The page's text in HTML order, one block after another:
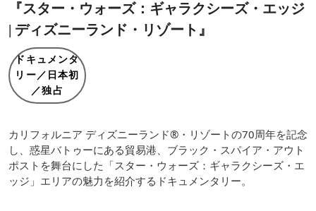
『スター・ウォーズ：ギャラクシーズ・エッジ
| ディズニーランド・リゾート』
ドキュメンタ
リー／日本初
／独占
カリフォルニア ディズニーランド®・リゾートの70周年を記念
し、惑星バトゥーにある貿易港、ブラック・スパイア・アウト
ポストを舞台にした「スター・ウォーズ：ギャラクシーズ・エ
ッジ」エリアの魅力を紹介するドキュメンタリー。